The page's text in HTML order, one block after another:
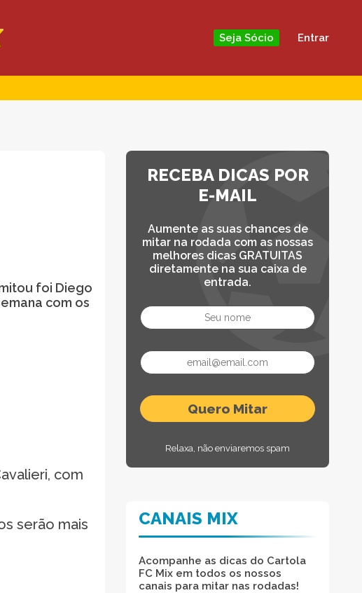
Seja Sócio Entrar
foi Diego
com os
com
serão mais
RECEBA DICAS POR
E-MAIL
Aumente as suas chances de
mitar na rodada com as nossas
melhores dicas GRATUITAS
diretamente na sua caixa de
entrada.
Relaxa, não enviaremos spam
CANAIS MIX
Acompanhe as dicas do Cartola
FC Mix em todos os nossos
canais para mitar nas rodadas!